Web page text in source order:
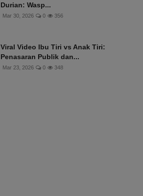
Durian: Wasp...
Mar 30, 2026 0 356
Viral Video Ibu Tiri vs Anak Tiri:
Penasaran Publik dan...
Mar 23, 2026 0 348